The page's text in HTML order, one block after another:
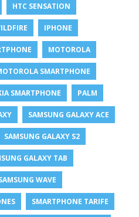
HTC SENSATION
IPHONE
MOTOROLA
SMARTPHONE
SMARTPHONE PALM
SAMSUNG GALAXY ACE
SAMSUNG GALAXY S2
GALAXY TAB
WAVE
SMARTPHONE TARIFE